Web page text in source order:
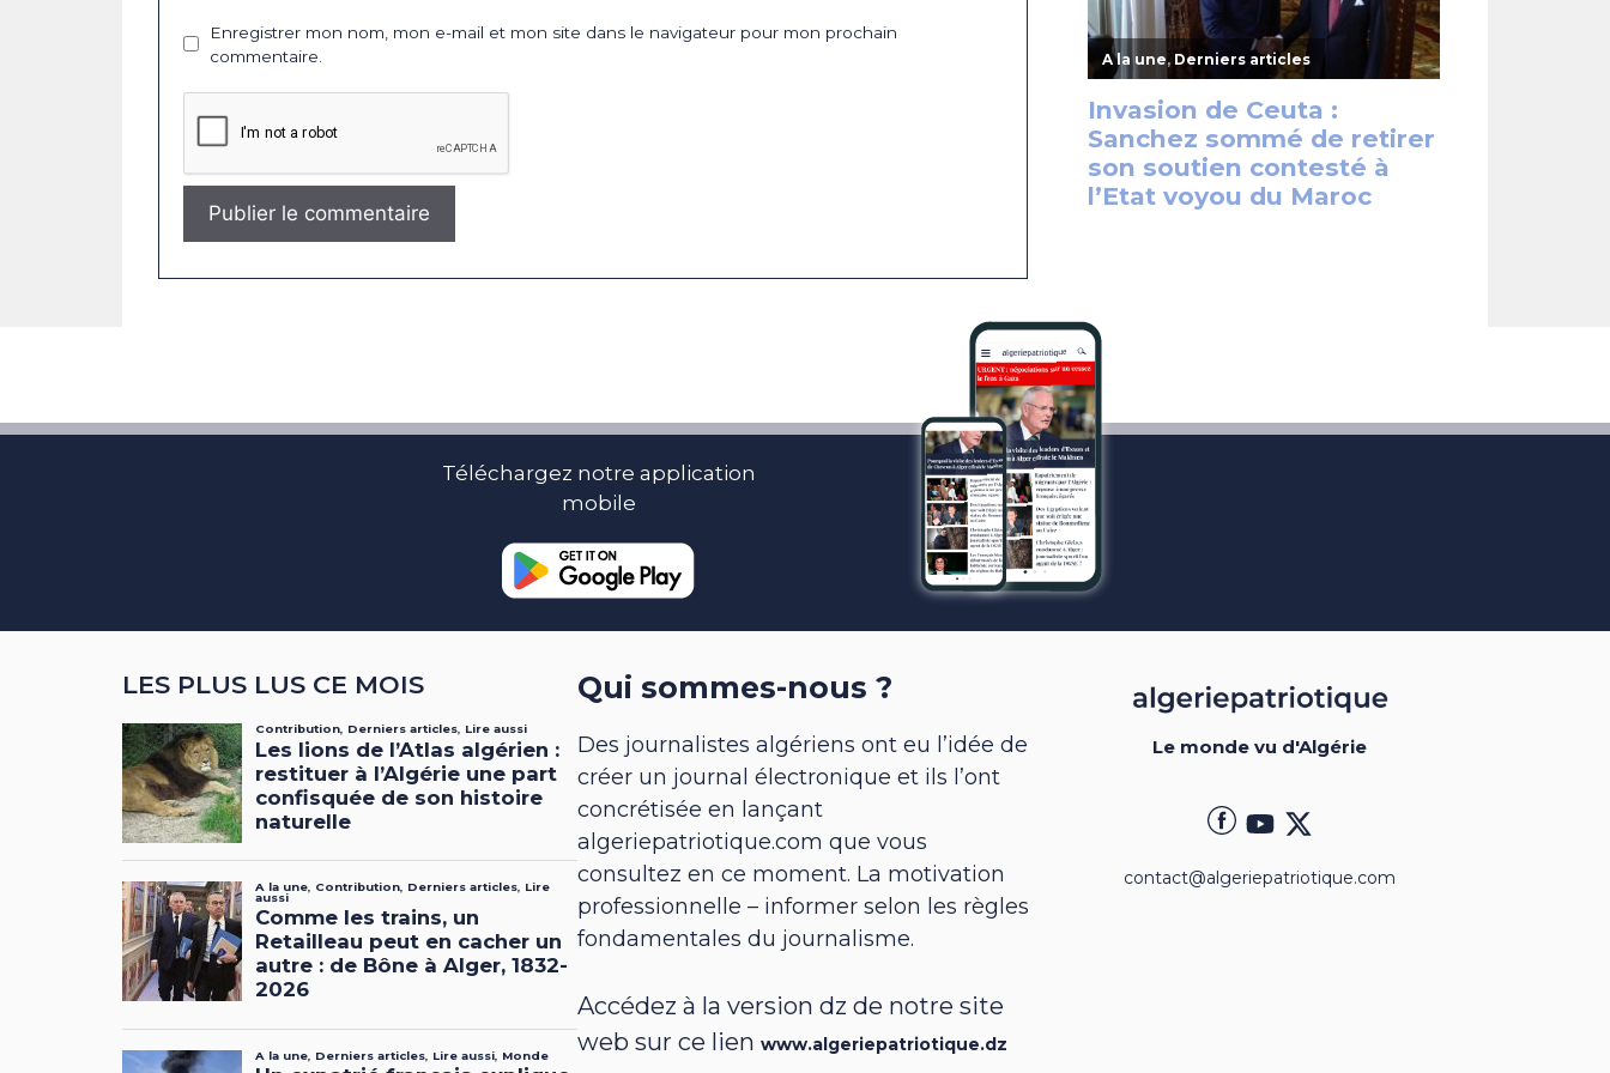
Enregistrer mon nom, mon e-mail et mon site dans le navigateur pour mon prochain
commentaire.
Téléchargez notre application
mobile
LES PLUS LUS CE MOIS Qui sommes-nous ?
Des journalistes algériens ont eu l’idée de
créer un journal électronique et ils l’ont
concrétisée en lançant
algeriepatriotique.com que vous
consultez en ce moment. La motivation
professionnelle – informer selon les règles
fondamentales du journalisme.
Accédez à la version dz de notre site
web sur ce lienwww.algeriepatriotique.dz
Le monde vu d'Algérie
contact@algeriepatriotique.com